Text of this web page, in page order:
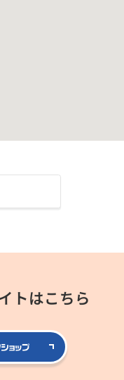
トはこちら
公式コロ